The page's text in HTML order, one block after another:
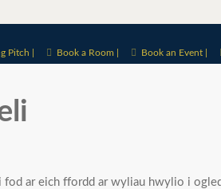
Pitch | Book a Room | Book an Event |
ar eich ffordd ar wyliau hwylio i